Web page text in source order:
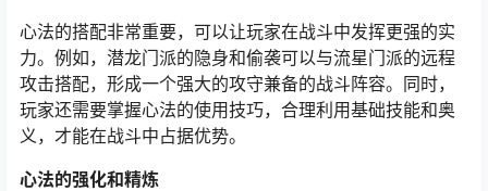
心法的搭配非常重要，可以让玩家在战斗中发挥更强的实
力。例如，潜龙门派的隐身和偷袭可以与流星门派的远程
攻击搭配，形成一个强大的攻守兼备的战斗阵容。同时，
玩家还需要掌握心法的使用技巧，合理利用基础技能和奥
义，才能在战斗中占据优势。
心法的强化和精炼